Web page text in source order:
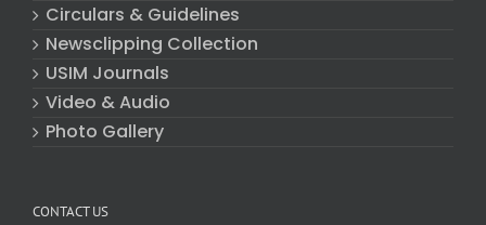
Circulars & Guidelines
Newsclipping Collection
USIM Journals
Video & Audio
Photo Gallery
CONTACT US